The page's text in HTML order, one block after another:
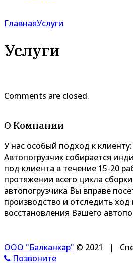
ГлавнаяУслуги
Услуги
Comments are closed.
О Компании
У нас особый подход к клиенту:
Автопогрузчик собирается
под клиента в течение 15-20
протяжении всего цикла сборки
автопогрузчика Вы вправе
производство и отследить ход
восстановления Вашего
ООО "Балканкар" © 2021 |
Позвоните